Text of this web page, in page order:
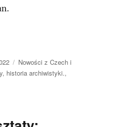
Kategorie
Nowości z Czech i
, historia archiwistyki.,